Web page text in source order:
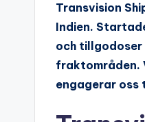
Transvision
Indien.
och tillgodoser
fraktområden.
engagerar oss